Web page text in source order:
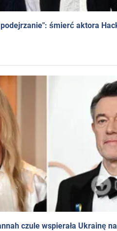
śmierć aktora
czule wspierała Ukrainę